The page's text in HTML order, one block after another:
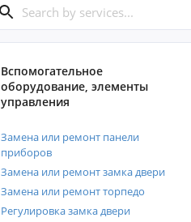
Вспомогательное
оборудование, элементы
управления
Замена или ремонт панели
приборов
Замена или ремонт замка двери
Замена или ремонт торпедо
Регулировка замка двери